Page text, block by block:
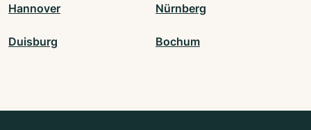
Hannover Nürnberg
Duisburg Bochum